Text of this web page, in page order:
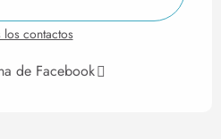
los contactos
de Facebook